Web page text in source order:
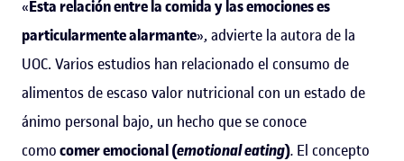
«Esta relación entre la comida y las emociones es
particularmente alarmante», advierte la autora de la
UOC. Varios estudios han relacionado el consumo de
alimentos de escaso valor nutricional con un estado de
ánimo personal bajo, un hecho que se conoce
comocomer emocional (emotional eating). El concepto